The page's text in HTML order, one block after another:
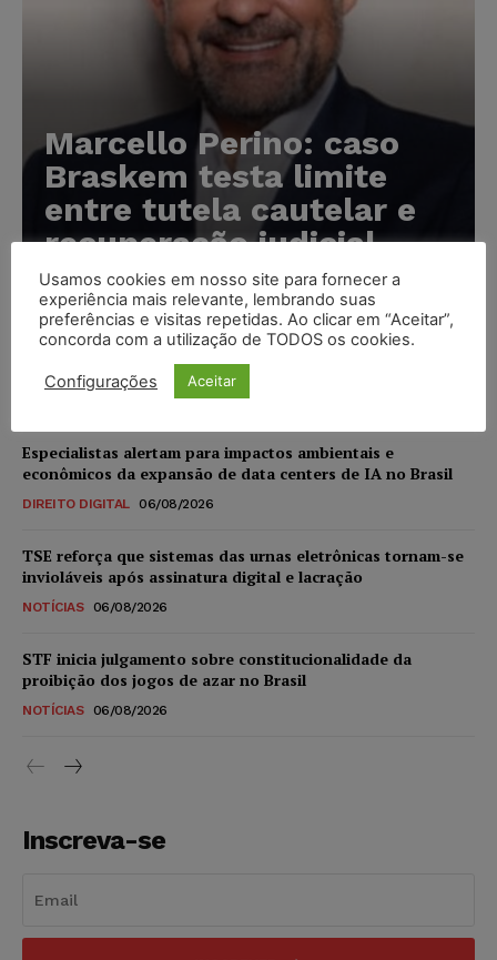
Marcello Perino: caso
Braskem testa limite
entre tutela cautelar e
recuperação judicial
Karina Silvério - 06/08/2026
IA da Anthropic cria identidades falsas em teste de
segurança e acende alerta sobre riscos de autonomia
Especialistas alertam para impactos ambientais e
econômicos da expansão de data centers de IA no Brasil
DIREITO DIGITAL 06/08/2026
TSE reforça que sistemas das urnas eletrônicas tornam-se
invioláveis após assinatura digital e lacração
NOTÍCIAS 06/08/2026
STF inicia julgamento sobre constitucionalidade da
proibição dos jogos de azar no Brasil
NOTÍCIAS 06/08/2026
Inscreva-se
Usamos cookies em nosso site para fornecer a
experiência mais relevante, lembrando suas
preferências e visitas repetidas. Ao clicar em “Aceitar”,
concorda com a utilização de TODOS os cookies.
Configurações Aceitar